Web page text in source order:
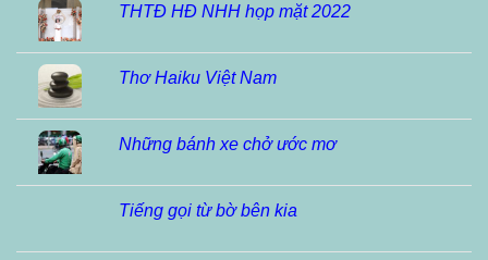
THTĐ HĐ NHH họp mặt 2022
Thơ Haiku Việt Nam
Những bánh xe chở ước mơ
Tiếng gọi từ bờ bên kia